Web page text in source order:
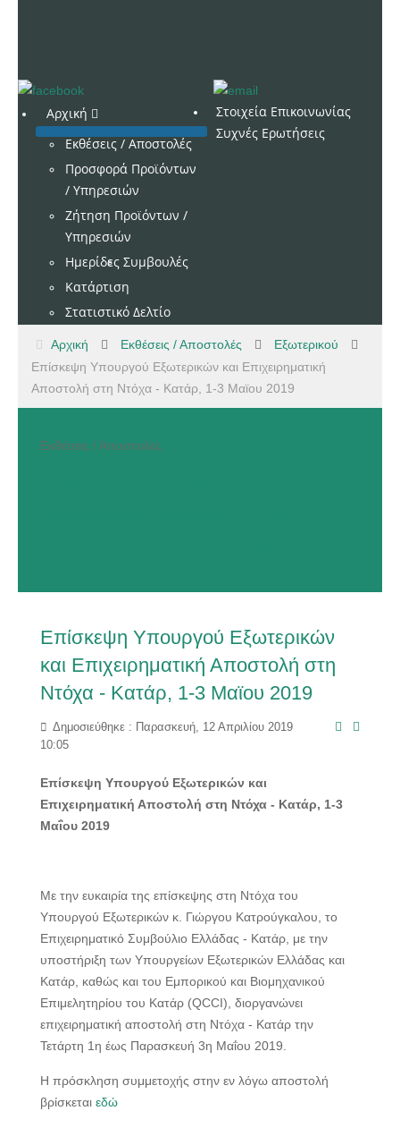
Αρχική
Εκθέσεις / Αποστολές
Προσφορά Προϊόντων
/ Υπηρεσιών
Ζήτηση Προϊόντων /
Υπηρεσιών
Ημερίδες Συμβουλές
Κατάρτιση
Στατιστικό Δελτίο
Στοιχεία Επικοινωνίας
Συχνές Ερωτήσεις
Αρχική Εκθέσεις / Αποστολές
Εξωτερικού
Επίσκεψη Υπουργού Εξωτερικών και Επιχειρηματική
Αποστολή στη Ντόχα - Κατάρ, 1-3 Μαϊου 2019
Εκθέσεις / Αποστολές
Επίσκεψη Υπουργού Εξωτερικών
και Επιχειρηματική Αποστολή στη
Ντόχα - Κατάρ, 1-3 Μαϊου 2019
Δημοσιεύθηκε : Παρασκευή, 12 Απριλίου 2019
10:05
Επίσκεψη Υπουργού Εξωτερικών και
Επιχειρηματική Αποστολή στη Ντόχα - Κατάρ, 1-3
Μαΐου 2019
Με την ευκαιρία της επίσκεψης στη Ντόχα του
Υπουργού Εξωτερικών κ. Γιώργου Κατρούγκαλου, το
Επιχειρηματικό Συμβούλιο Ελλάδας - Κατάρ, με την
υποστήριξη των Υπουργείων Εξωτερικών Ελλάδας και
Κατάρ, καθώς και του Εμπορικού και Βιομηχανικού
Επιμελητηρίου του Κατάρ (QCCI), διοργανώνει
επιχειρηματική αποστολή στη Ντόχα - Κατάρ την
Τετάρτη 1η έως Παρασκευή 3η Μαΐου 2019.
Η πρόσκληση συμμετοχής στην εν λόγω αποστολή
βρίσκεται εδώ